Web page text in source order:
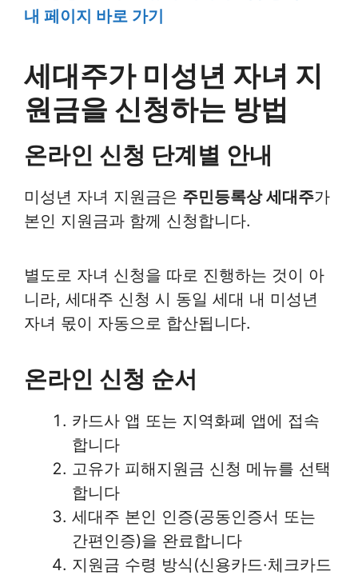
내 페이지 바로 가기
세대주가 미성년 자녀 지
원금을 신청하는 방법
온라인 신청 단계별 안내
미성년 자녀 지원금은 주민등록상 세대주가
본인 지원금과 함께 신청합니다.
별도로 자녀 신청을 따로 진행하는 것이 아
니라, 세대주 신청 시 동일 세대 내 미성년
자녀 몫이 자동으로 합산됩니다.
온라인 신청 순서
카드사 앱 또는 지역화폐 앱에 접속
합니다
고유가 피해지원금 신청 메뉴를 선택
합니다
세대주 본인 인증(공동인증서 또는
간편인증)을 완료합니다
지원금 수령 방식(신용카드·체크카드